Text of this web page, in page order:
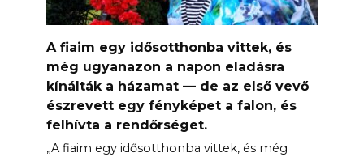
A fiaim egy idősotthonba vittek, és
még ugyanazon a napon eladásra
kínálták a házamat — de az első vevő
észrevett egy fényképet a falon, és
felhívta a rendőrséget.
„A fiaim egy idősotthonba vittek, és még